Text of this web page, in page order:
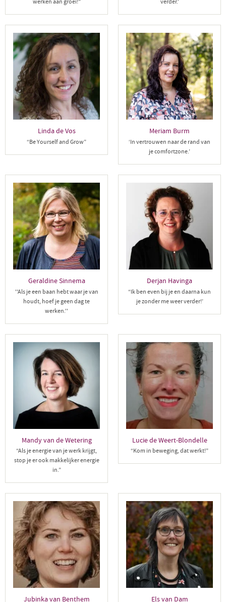
werken aan groei!”
verder.’
Linda de Vos
“Be Yourself and Grow”
Meriam Burm
‘In vertrouwen naar de rand van
je comfortzone.’
Geraldine Sinnema
''Als je een baan hebt waar je van
houdt, hoef je geen dag te
werken.''
Derjan Havinga
“Ik ben even bij je en daarna kun
je zonder me weer verder!’
Mandy van de Wetering
“Als je energie van je werk krijgt,
stop je er ook makkelijker energie
in.”
Lucie de Weert-Blondelle
“Kom in beweging, dat werkt!”
Jubinka van Benthem Els van Dam